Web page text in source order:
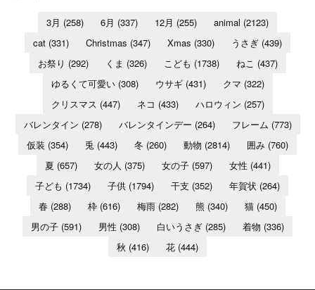
3月 (258) 6月 (337) 12月 (255) animal (2123)
cat (331) Christmas (347) Xmas (330) うさぎ (439)
お祭り (292) くま (326) こども (1738) ねこ (437)
ゆるくて可愛い(308) ウサギ(431) クマ (322)
クリスマス (447) ネコ (433) ハロウィン (257)
バレンタイン (278) バレンタインデー (264) フレーム (773)
仮装 (354) 兎 (443) 冬 (260) 動物 (2814) 囲み (760)
夏 (657) 女の人 (375) 女の子(597) 女性 (441)
子ども (1734) 子供 (1794) 干支 (352) 年賀状 (264)
春(288) 枠(616) 梅雨(282) 熊 (340) 猫(450)
男の子 (591) 男性 (308) 白いうさぎ (285) 着物 (336)
秋 (416) 花 (444)